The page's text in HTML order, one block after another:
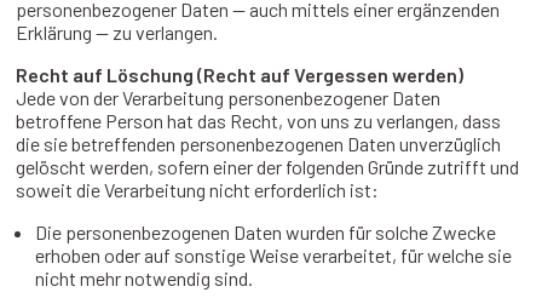
personenbezogener Daten — auch mittels einer ergänzenden
Erklärung — zu verlangen.
Recht auf Löschung (Recht auf Vergessen werden)
Jede von der Verarbeitung personenbezogener Daten
betroffene Person hat das Recht, von uns zu verlangen, dass
die sie betreffenden personenbezogenen Daten unverzüglich
gelöscht werden, sofern einer der folgenden Gründe zutrifft und
soweit die Verarbeitung nicht erforderlich ist:
Die personenbezogenen Daten wurden für solche Zwecke
erhoben oder auf sonstige Weise verarbeitet, für welche sie
nicht mehr notwendig sind.